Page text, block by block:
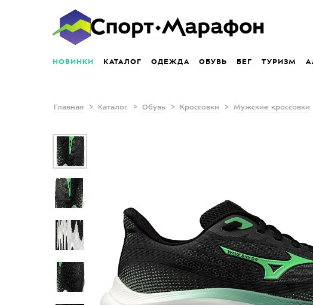
НОВИНКИ КАТАЛОГ ОДЕЖДА ОБУВЬ БЕГ ТУРИЗМ
Главная Каталог Обувь Кроссовки Мужские кроссовки